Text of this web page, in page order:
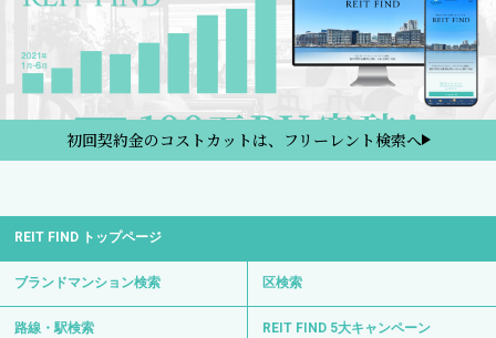
初回契約金のコストカットは、フリーレント検索へ
REIT FIND トップページ
ブランドマンション検索 区検索
路線・駅検索 REIT FIND 5大キャンペーン